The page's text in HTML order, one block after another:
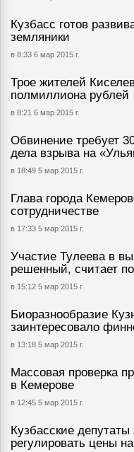
Кузбасс готов
земляники
в 8:33 6 мар 2015 г.
Трое жителей
полмиллиона рублей
в 8:21 6 мар 2015 г.
Обвинение требует
дела взрыва на
в 18:49 5 мар 2015 г.
Глава города
сотрудничестве
в 17:33 5 мар 2015 г.
Участие Тулеева в
решенный, считает
в 15:12 5 мар 2015 г.
Биоразнообразие
заинтересовало
в 13:18 5 мар 2015 г.
Массовая проверка
в Кемерове
в 12:45 5 мар 2015 г.
Кузбасские
регулировать цены